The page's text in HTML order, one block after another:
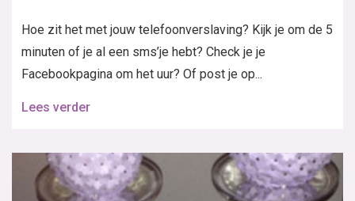
Hoe zit het met jouw telefoonverslaving? Kijk je om de 5
minuten of je al een sms’je hebt? Check je je
Facebookpagina om het uur? Of post je op...
Lees verder